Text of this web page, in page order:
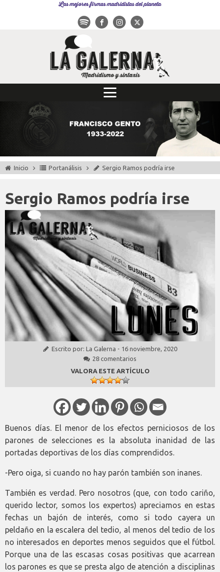
Las mejores firmas madridistas del planeta
Inicio Portanálisis Sergio Ramos podría irse
Sergio Ramos podría irse
Escrito por: La Galerna - 16 noviembre, 2020
28 comentarios
VALORA ESTE ARTÍCULO
Buenos días. El menor de los efectos perniciosos de los
parones de selecciones es la absoluta inanidad de las
portadas deportivas de los días comprendidos.
-Pero oiga, si cuando no hay parón también son inanes.
También es verdad. Pero nosotros (que, con todo cariño,
querido lector, somos los expertos) apreciamos en estas
fechas un bajón de interés, como si todo cayera un
peldaño en la escalera del tedio, al menos del tedio de los
no interesados en deportes menos seguidos que el fútbol.
Porque una de las escasas cosas positivas que acarrean
los parones es que se presta algo de atención a disciplinas